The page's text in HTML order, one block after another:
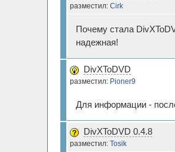
разместил: Cirk
Почему стала
надежная!
DivXToDVD
разместил: Pioner9
Для информации -
DivXToDVD 0.4.8
разместил: Tosik